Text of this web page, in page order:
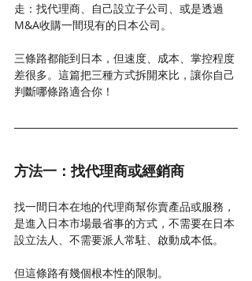
走：找代理商、自己設立子公司、或是透過
M&A收購一間現有的日本公司。
三條路都能到日本，但速度、成本、掌控程度
差很多。這篇把三種方式拆開來比，讓你自己
判斷哪條路適合你！
方法一：找代理商或經銷商
找一間日本在地的代理商幫你賣產品或服務，
是進入日本市場最省事的方式，不需要在日本
設立法人、不需要派人常駐、啟動成本低。
但這條路有幾個根本性的限制。